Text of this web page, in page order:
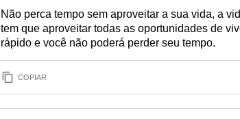
Não perca tempo sem aproveitar a sua vida, a
tem que aproveitar todas as oportunidades de
rápido e você não poderá perder seu tempo.
COPIAR